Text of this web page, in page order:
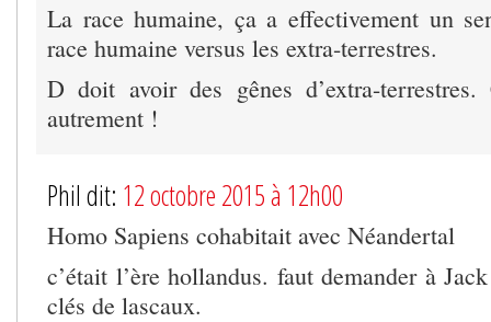
La race humaine, ça a effectivement un
race humaine versus les extra-terrestres.
D doit avoir des gênes d’extra-terrestres.
autrement !
Phil dit: 12 octobre 2015 à 12h00
Homo Sapiens cohabitait avec Néandertal
c’était l’ère hollandus. faut demander à
clés de lascaux.